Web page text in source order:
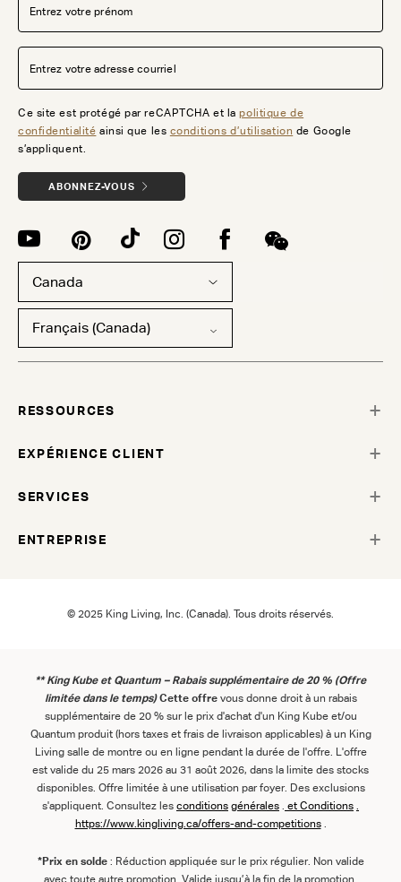
Ce site est protégé par reCAPTCHA et lapolitique de
confidentialité ainsi que les conditions d’utilisation de Google
s’appliquent.
ABONNEZ-VOUS
Canada
Français (Canada)
RESSOURCES
EXPÉRIENCE CLIENT
SERVICES
ENTREPRISE
© 2025 King Living, Inc. (Canada). Tous droits réservés.
** King Kube et Quantum – Rabais supplémentaire de 20 % (Offre
limitée dans le temps) Cette offrevous donne droit à un rabais
supplémentaire de 20 % sur le prix d'achat d'un King Kube et/ou
Quantum produit (hors taxes et frais de livraison applicables) à un King
Living salle de montre ou en ligne pendant la durée de l'offre. L'offre
est valide du 25 mars 2026 au 31 août 2026, dans la limite des stocks
disponibles. Offre limitée à une utilisation par foyer. Des exclusions
s'appliquent. Consultez les conditions générales . et Conditions .
https://www.kingliving.ca/offers-and-competitions.
*Prix en solde: Réduction appliquée sur le prix régulier. Non valide
avec toute autre promotion. Valide jusqu’à la fin de la promotion.